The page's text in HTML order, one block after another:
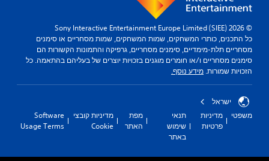
© 2026 Sony Interactive Entertainment Europe Limited (SIEE)
כל התכנים, כותרי המשחקים, שמות המשחקים, שמות מסחריים או סימנים
מסחריים תלת-מימדיים, סימנים מסחריים, גרפיקה והתמונות הקשורות הם
סימנים מסחריים ו/או חומרים מוגנים בזכויות יוצרים של בעליהם בהתאמה. כל
הזכויות שמורות.מידע נוסף.
ישראל
משפטי
מדיניות
פרטיות
תנאי
שימוש
באתר
מפת
האתר
מדיניות קובצי
Cookie
Software
Usage Terms